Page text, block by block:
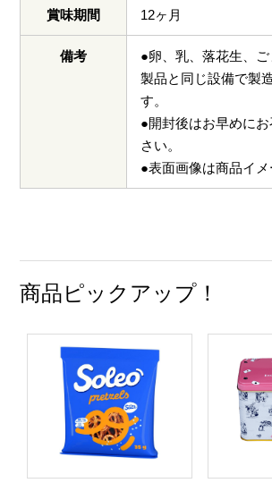
賞味期間 12ヶ月
備考
●卵、乳、落花生、
製品と同じ設備で製
す。
●開封後はお早めに
さい。
●表面画像は商品イメ
商品ピックアップ！